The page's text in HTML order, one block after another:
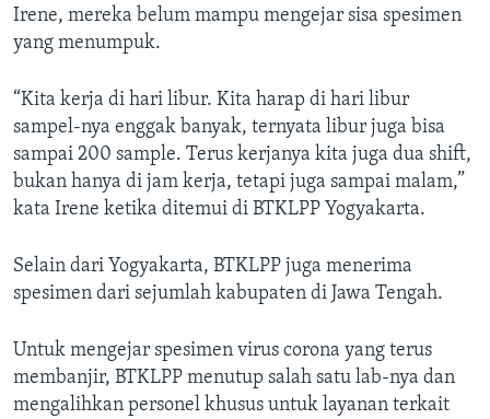
Irene, mereka belum mampu mengejar sisa spesimen
yang menumpuk.
“Kita kerja di hari libur. Kita harap di hari libur
sampel-nya enggak banyak, ternyata libur juga bisa
sampai 200 sample. Terus kerjanya kita juga dua shift,
bukan hanya di jam kerja, tetapi juga sampai malam,”
kata Irene ketika ditemui di BTKLPP Yogyakarta.
Selain dari Yogyakarta, BTKLPP juga menerima
spesimen dari sejumlah kabupaten di Jawa Tengah.
Untuk mengejar spesimen virus corona yang terus
membanjir, BTKLPP menutup salah satu lab-nya dan
mengalihkan personel khusus untuk layanan terkait